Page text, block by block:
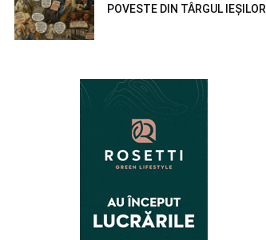
POVESTE DIN TÂRGUL IEȘILOR